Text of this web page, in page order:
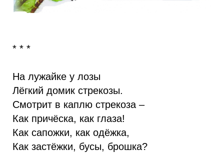
* * *
На лужайке у лозы
Лёгкий домик стрекозы.
Смотрит в каплю стрекоза –
Как причёска, как глаза!
Как сапожки, как одёжка,
Как застёжки, бусы, брошка?